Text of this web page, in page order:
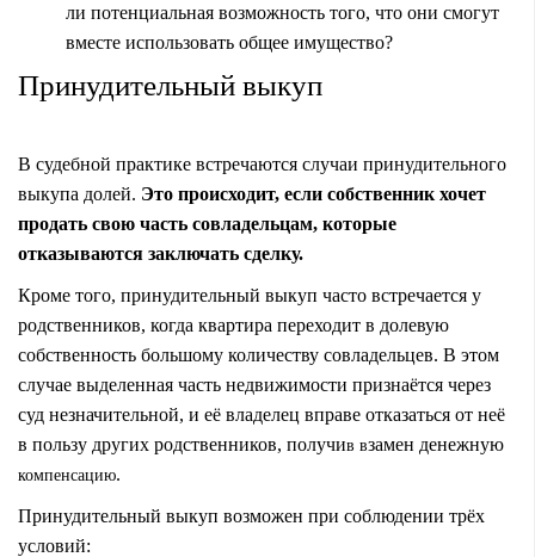
ли потенциальная возможность того, что они смогут
вместе использовать общее имущество?
Принудительный выкуп
В судебной практике встречаются случаи принудительного
выкупа долей. Это происходит, если собственник хочет
продать свою часть совладельцам, которые
отказываются заключать сделку.
Кроме того, принудительный выкуп часто встречается у
родственников, когда квартира переходит в долевую
собственность большому количеству совладельцев. В этом
случае выделенная часть недвижимости признаётся через
суд незначительной, и её владелец вправе отказаться от неё
в пользу других родственников, получив взамен денежную
компенсацию.
Принудительный выкуп возможен при соблюдении трёх
условий: